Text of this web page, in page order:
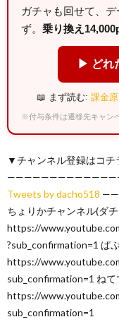
ガチャも回せて、
ず。 乗り換え
▶ どれ
📖 まず読む: 課金
※付与条件は遷移先キャン
▼チャンネル登録はコ
Tweets by dacho518
ちょりかチャンネル(ダ
https://
?sub_confirmation=1 ぱ
https://
sub_confirmation=1 ねて
https://
sub_confirmation=1